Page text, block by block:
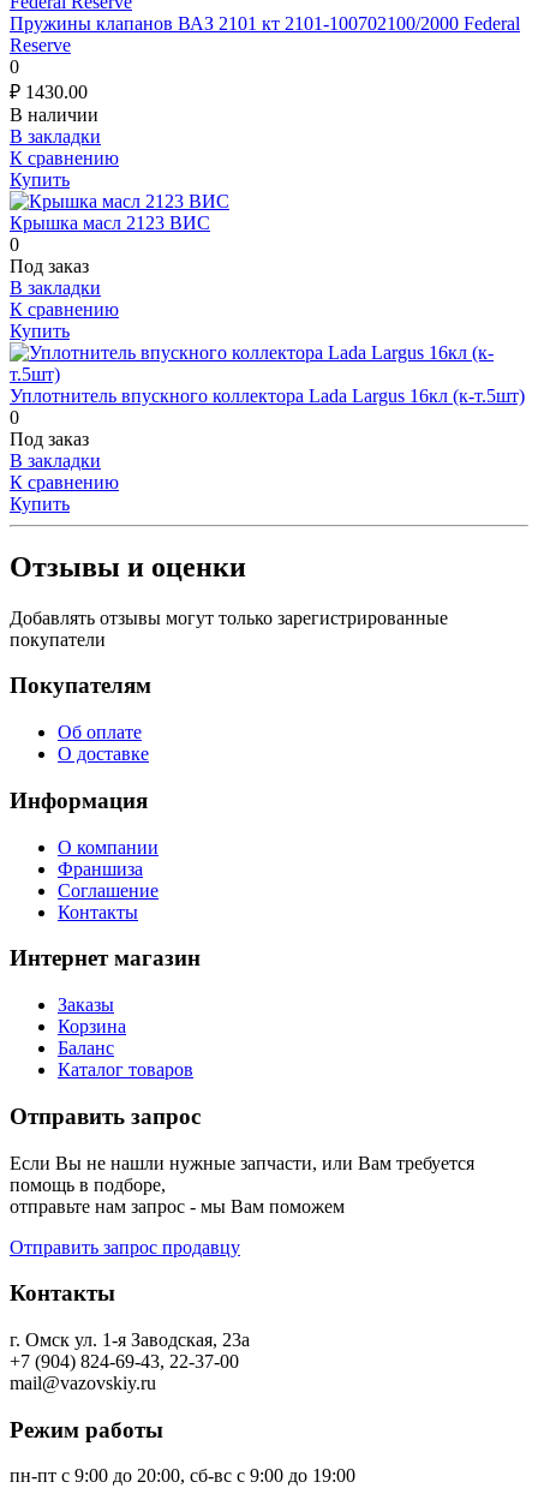
Пружины клапанов ВАЗ 2101 кт 2101-100702100/2000 Federal
Reserve
0
₽ 1430.00
В наличии
В закладки
К сравнению
Купить
Крышка масл 2123 ВИС
0
Под заказ
В закладки
К сравнению
Купить
Уплотнитель впускного коллектора Lada Largus 16кл (к-т.5шт)
0
Под заказ
В закладки
К сравнению
Купить
Отзывы и оценки
Добавлять отзывы могут только зарегистрированные
покупатели
Покупателям
Об оплате
О доставке
Информация
О компании
Франшиза
Соглашение
Контакты
Интернет магазин
Заказы
Корзина
Баланс
Каталог товаров
Отправить запрос
Если Вы не нашли нужные запчасти, или Вам требуется
помощь в подборе,
отправьте нам запрос - мы Вам поможем
Отправить запрос продавцу
Контакты
г. Омск ул. 1-я Заводская, 23а
+7 (904) 824-69-43, 22-37-00
mail@vazovskiy.ru
Режим работы
пн-пт с 9:00 до 20:00, сб-вс с 9:00 до 19:00